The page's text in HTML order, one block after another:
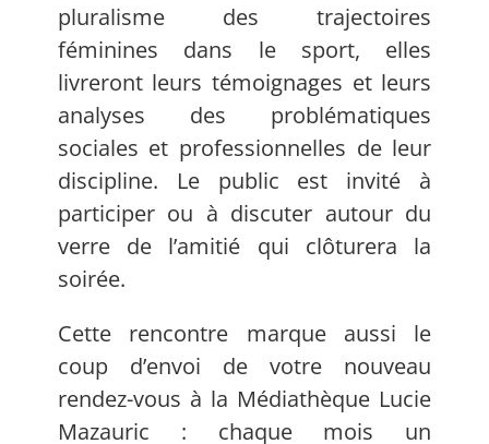
pluralisme des trajectoires
féminines dans le sport, elles
livreront leurs témoignages et leurs
analyses des problématiques
sociales et professionnelles de leur
discipline. Le public est invité à
participer ou à discuter autour du
verre de l’amitié qui clôturera la
soirée.
Cette rencontre marque aussi le
coup d’envoi de votre nouveau
rendez-vous à la Médiathèque Lucie
Mazauric : chaque mois un